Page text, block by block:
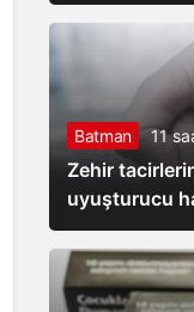
Batman 11
Zehir
uyuşturucu